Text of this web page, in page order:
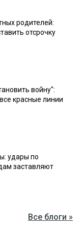
родителей:
отсрочку
войну":
красные линии
удары по
заставляют
Все блоги »